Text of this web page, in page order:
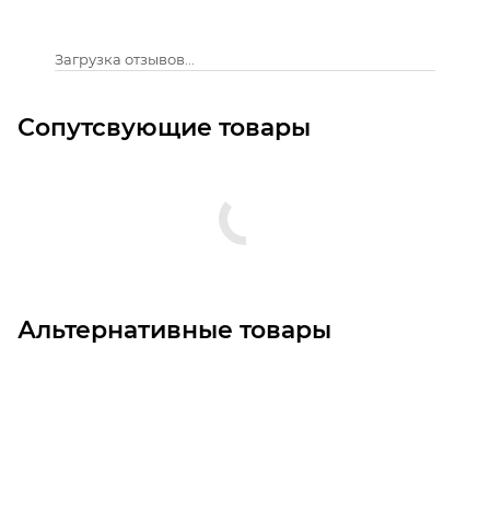
Загрузка отзывов...
Сопутсвующие товары
Альтернативные товары